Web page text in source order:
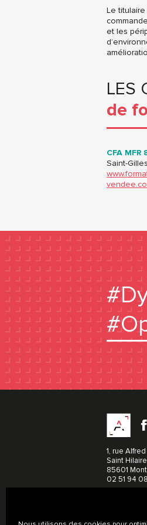
Le
et les
LES
de
CFA MFR
Saint-
1, rue
Saint
85601
02 51 94